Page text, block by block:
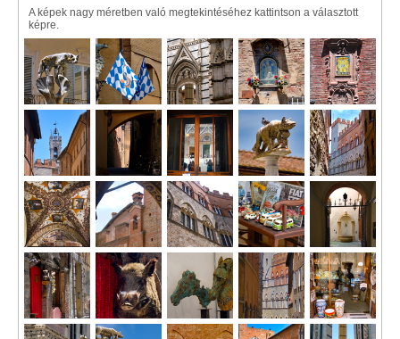
A képek nagy méretben való megtekintéséhez kattintson a választott
képre.